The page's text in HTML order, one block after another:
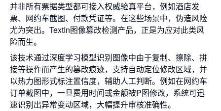
并非所有票据类型都可接入权威验真平台，例如酒店发
票、网约车截图、付款凭证等。在这些场景中，伪造风险
尤为突出。TextIn图像篡改检测产品，正是为应对此类风
险而生。
该技术通过深度学习模型识别图像中由于复制、擦除、拼
接等操作而产生的篡改痕迹，支持自动定位修改区域，并
以热力图形式标注置信度，辅助人工判断。例如在网约车
订单截图中，一旦费用时间或金额被P图修改，系统可迅
速识别出异常变动区域，大幅提升审核准确性。